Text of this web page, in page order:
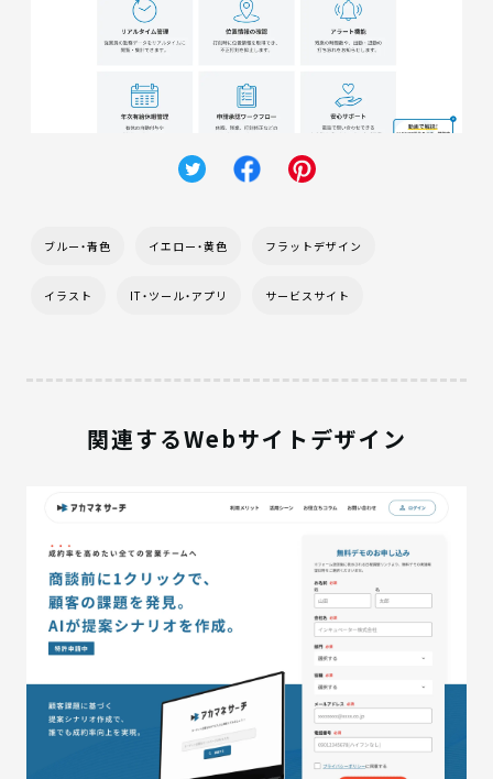
ブルー・青色 イエロー・黄色 フラットデザイン
イラスト IT・ツール・アプリ サービスサイト
関連するWebサイトデザイン